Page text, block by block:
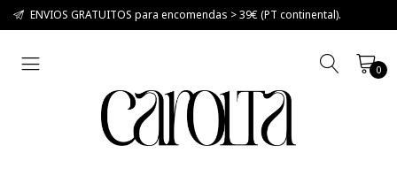
ENVIOS GRATUITOS para encomendas > 39€ (PT continental).
0